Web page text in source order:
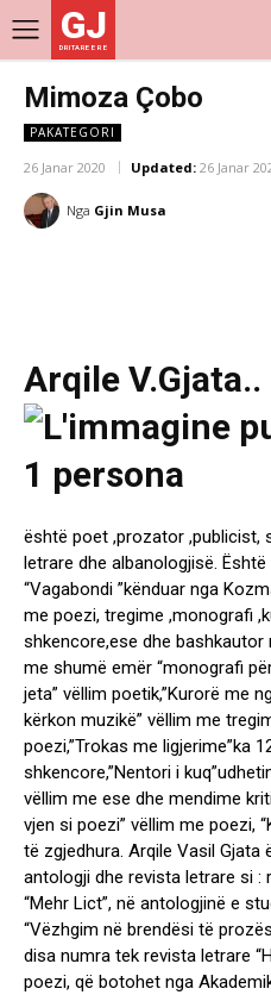
GJ
DRITARE E RE
Mimoza Çobo
PAKATEGORI
26 Janar 2020 Updated: 26 Janar
Nga Gjin Musa
Arqile V.Gjata..
është poet ,prozator ,publicist,
letrare dhe albanologjisë.
“Vagabondi ”kënduar nga
me poezi, tregime ,monografi
shkencore,ese dhe bashkautor
me shumë emër “monografi
jeta” vëllim poetik,”Kurorë me
kërkon muzikë” vëllim me
poezi,”Trokas me ligjerime”ka
shkencore,”Nentori i
vëllim me ese dhe mendime
vjen si poezi” vëllim me poezi,
të zgjedhura. Arqile Vasil Gjata
antologji dhe revista letrare si :
“Mehr Lict”, në antologjinë e
“Vëzhgim në brendësi të
disa numra tek revista letrare
poezi, që botohet nga